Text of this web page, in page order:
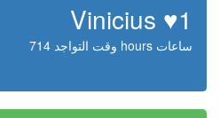
Vinicius ♥1
وقت التواجد 714 hours ساعات